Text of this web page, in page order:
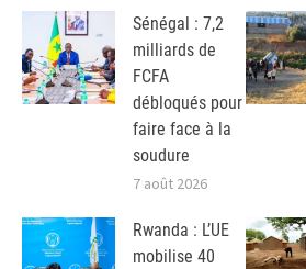
Sénégal : 7,2
milliards de
FCFA
débloqués pour
faire face à la
soudure
7 août 2026
Rwanda : L’UE
mobilise 40